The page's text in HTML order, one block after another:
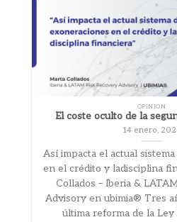
OPINION
El coste oculto de la
14 enero,
Así impacta el actual
en el crédito y ladisciplina
Collados – Iberia &
Advisory en ubimia® Tres
última reforma de la Ley